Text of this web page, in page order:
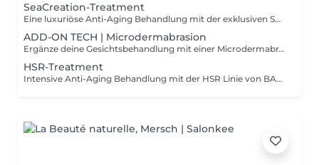
SeaCreation-Treatment
Eine luxuriöse Anti-Aging Behandlung mit der exklusiven SEA CREATION Linie von BABOR. Hochwirksame Tiefsee-Inhaltsstoffe, kombiniert mit warm-kalt Anwendungen sowie Hand- und Armpflege, sorgen für intensive Regeneration und pure Entspannung.
ADD-ON TECH | Microdermabrasion
Ergänze deine Gesichtsbehandlung mit einer Microdermabrasion für ein noch verfeinertes und strahlendes Hautbild.
HSR-Treatment
Intensive Anti-Aging Behandlung mit der HSR Linie von BABOR für sichtbar gefestigte und geglättete Haut. Ergänzt durch ein verwöhnendes Hand- und Armpeeling mit Massage.